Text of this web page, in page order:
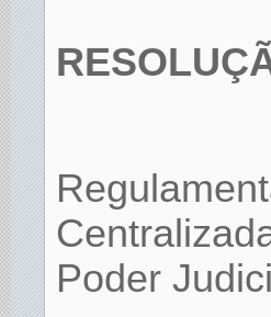
Poder